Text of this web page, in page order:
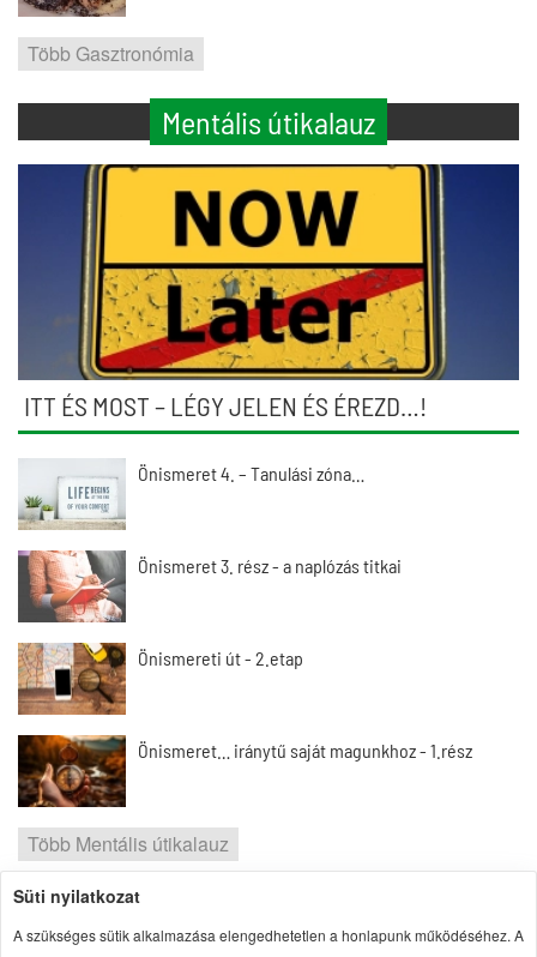
Több Gasztronómia
Mentális útikalauz
ITT ÉS MOST – LÉGY JELEN ÉS ÉREZD…!
Önismeret 4. – Tanulási zóna…
Önismeret 3. rész - a naplózás titkai
Önismereti út - 2.etap
Önismeret… iránytű saját magunkhoz - 1.rész
Több Mentális útikalauz
Süti nyilatkozat
A szükséges sütik alkalmazása elengedhetetlen a honlapunk működéséhez. A